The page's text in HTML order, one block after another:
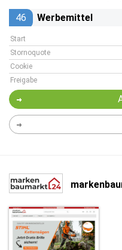
46 Werbemittel
Start
Stornoquote
Cookie
Freigabe